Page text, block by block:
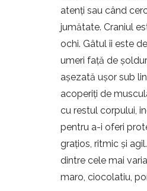
atenți sau când
jumătate. Craniul
ochi. Gâtul îi este
umeri față de
așezată ușor sub
acoperiți de
cu restul corpului,
pentru a-i oferi
grațios, ritmic și
dintre cele mai
maro, ciocolatiu,